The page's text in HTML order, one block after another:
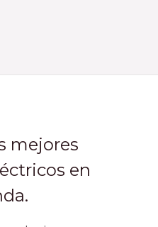
mejores
en